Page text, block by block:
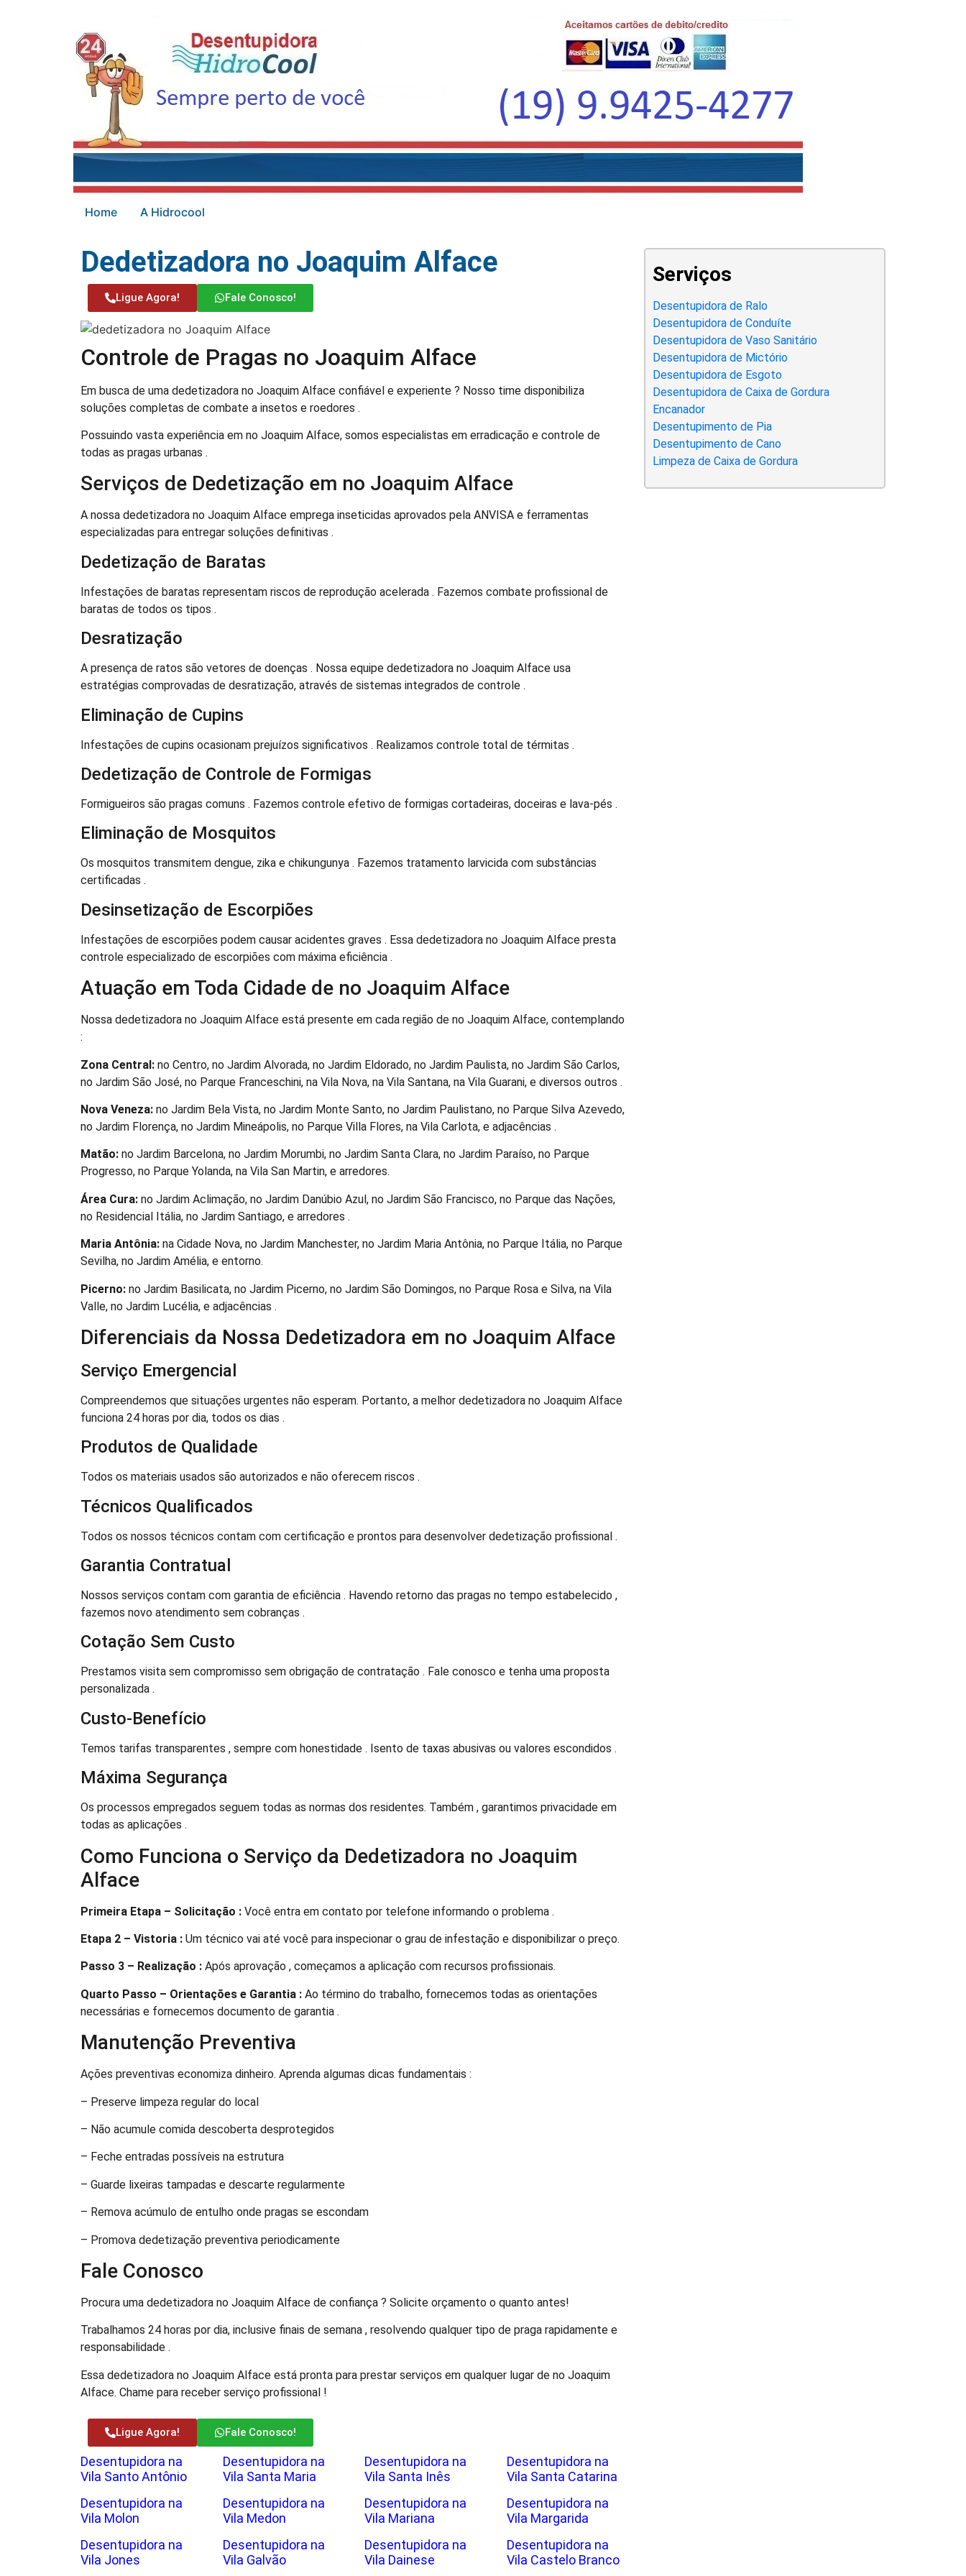
Home A Hidrocool
Dedetizadora no Joaquim Alface
Ligue Agora! Fale Conosco!
Controle de Pragas no Joaquim Alface
Em busca de uma dedetizadora no Joaquim Alface confiável e experiente ? Nosso time disponibiliza
soluções completas de combate a insetos e roedores .
Possuindo vasta experiência em no Joaquim Alface, somos especialistas em erradicação e controle de
todas as pragas urbanas .
Serviços de Dedetização em no Joaquim Alface
A nossa dedetizadora no Joaquim Alface emprega inseticidas aprovados pela ANVISA e ferramentas
especializadas para entregar soluções definitivas .
Dedetização de Baratas
Infestações de baratas representam riscos de reprodução acelerada . Fazemos combate profissional de
baratas de todos os tipos .
Desratização
A presença de ratos são vetores de doenças . Nossa equipe dedetizadora no Joaquim Alface usa
estratégias comprovadas de desratização, através de sistemas integrados de controle .
Eliminação de Cupins
Infestações de cupins ocasionam prejuízos significativos . Realizamos controle total de térmitas .
Dedetização de Controle de Formigas
Formigueiros são pragas comuns . Fazemos controle efetivo de formigas cortadeiras, doceiras e lava-pés .
Eliminação de Mosquitos
Os mosquitos transmitem dengue, zika e chikungunya . Fazemos tratamento larvicida com substâncias
certificadas .
Desinsetização de Escorpiões
Infestações de escorpiões podem causar acidentes graves . Essa dedetizadora no Joaquim Alface presta
controle especializado de escorpiões com máxima eficiência .
Atuação em Toda Cidade de no Joaquim Alface
Nossa dedetizadora no Joaquim Alface está presente em cada região de no Joaquim Alface, contemplando
:
Zona Central: no Centro, no Jardim Alvorada, no Jardim Eldorado, no Jardim Paulista, no Jardim São Carlos,
no Jardim São José, no Parque Franceschini, na Vila Nova, na Vila Santana, na Vila Guarani, e diversos outros .
Nova Veneza: no Jardim Bela Vista, no Jardim Monte Santo, no Jardim Paulistano, no Parque Silva Azevedo,
no Jardim Florença, no Jardim Mineápolis, no Parque Villa Flores, na Vila Carlota, e adjacências .
Matão: no Jardim Barcelona, no Jardim Morumbi, no Jardim Santa Clara, no Jardim Paraíso, no Parque
Progresso, no Parque Yolanda, na Vila San Martin, e arredores.
Área Cura: no Jardim Aclimação, no Jardim Danúbio Azul, no Jardim São Francisco, no Parque das Nações,
no Residencial Itália, no Jardim Santiago, e arredores .
Maria Antônia: na Cidade Nova, no Jardim Manchester, no Jardim Maria Antônia, no Parque Itália, no Parque
Sevilha, no Jardim Amélia, e entorno.
Picerno: no Jardim Basilicata, no Jardim Picerno, no Jardim São Domingos, no Parque Rosa e Silva, na Vila
Valle, no Jardim Lucélia, e adjacências .
Diferenciais da Nossa Dedetizadora em no Joaquim Alface
Serviço Emergencial
Compreendemos que situações urgentes não esperam. Portanto, a melhor dedetizadora no Joaquim Alface
funciona 24 horas por dia, todos os dias .
Produtos de Qualidade
Todos os materiais usados são autorizados e não oferecem riscos .
Técnicos Qualificados
Todos os nossos técnicos contam com certificação e prontos para desenvolver dedetização profissional .
Garantia Contratual
Nossos serviços contam com garantia de eficiência . Havendo retorno das pragas no tempo estabelecido ,
fazemos novo atendimento sem cobranças .
Cotação Sem Custo
Prestamos visita sem compromisso sem obrigação de contratação . Fale conosco e tenha uma proposta
personalizada .
Custo-Benefício
Temos tarifas transparentes , sempre com honestidade . Isento de taxas abusivas ou valores escondidos .
Máxima Segurança
Os processos empregados seguem todas as normas dos residentes. Também , garantimos privacidade em
todas as aplicações .
Como Funciona o Serviço da Dedetizadora no Joaquim
Alface
Primeira Etapa – Solicitação : Você entra em contato por telefone informando o problema .
Etapa 2 – Vistoria : Um técnico vai até você para inspecionar o grau de infestação e disponibilizar o preço.
Passo 3 – Realização : Após aprovação , começamos a aplicação com recursos profissionais.
Quarto Passo – Orientações e Garantia : Ao término do trabalho, fornecemos todas as orientações
necessárias e fornecemos documento de garantia .
Manutenção Preventiva
Ações preventivas economiza dinheiro. Aprenda algumas dicas fundamentais :
– Preserve limpeza regular do local
– Não acumule comida descoberta desprotegidos
– Feche entradas possíveis na estrutura
– Guarde lixeiras tampadas e descarte regularmente
– Remova acúmulo de entulho onde pragas se escondam
– Promova dedetização preventiva periodicamente
Fale Conosco
Procura uma dedetizadora no Joaquim Alface de confiança ? Solicite orçamento o quanto antes!
Trabalhamos 24 horas por dia, inclusive finais de semana , resolvendo qualquer tipo de praga rapidamente e
responsabilidade .
Essa dedetizadora no Joaquim Alface está pronta para prestar serviços em qualquer lugar de no Joaquim
Alface. Chame para receber serviço profissional !
Ligue Agora! Fale Conosco!
Desentupidora na
Vila Santo Antônio
Desentupidora na
Vila Santa Maria
Desentupidora na
Vila Santa Inês
Desentupidora na
Vila Santa Catarina
Desentupidora na
Vila Molon
Desentupidora na
Vila Medon
Desentupidora na
Vila Mariana
Desentupidora na
Vila Margarida
Desentupidora na
Vila Jones
Desentupidora na
Vila Galvão
Desentupidora na
Vila Dainese
Desentupidora na
Vila Castelo Branco
Serviços
Desentupidora de Ralo
Desentupidora de Conduíte
Desentupidora de Vaso Sanitário
Desentupidora de Mictório
Desentupidora de Esgoto
Desentupidora de Caixa de Gordura
Encanador
Desentupimento de Pia
Desentupimento de Cano
Limpeza de Caixa de Gordura